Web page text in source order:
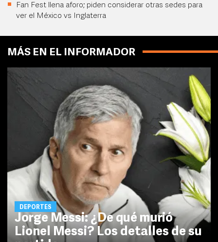
Fan Fest llena aforo; piden considerar otras sedes para
ver el México vs Inglaterra
MÁS EN EL INFORMADOR
DEPORTES
Jorge Messi: ¿De qué murió
Lionel Messi? Los detalles de su